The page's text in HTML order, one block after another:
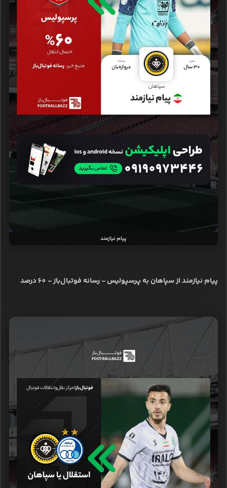
پیام نیازمند
پیام نیازمند از سپاهان به پرسپولیس - رسانه فوتبال‌باز - 60 درصد